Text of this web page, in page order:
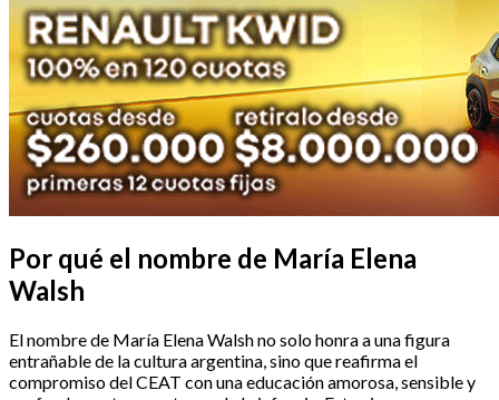
Por qué el nombre de María Elena
Walsh
El nombre de María Elena Walsh no solo honra a una figura
entrañable de la cultura argentina, sino que reafirma el
compromiso del CEAT con una educación amorosa, sensible y